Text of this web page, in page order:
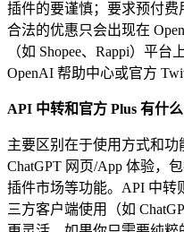
插件的要谨慎；要求预付费
合法的优惠只会出现在
（如 Shopee、Rappi）平
OpenAI 帮助中心或官方
API 中转和官方 Plus 有什么
主要区别在于使用方式和功
ChatGPT 网页/App 体验，
插件市场等功能。API 中转
三方客户端使用（如